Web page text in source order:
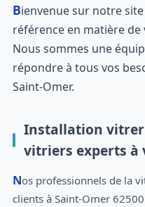
Bienvenue sur notre site vitrierducoin.fr, votre
référence en matière de
Nous sommes une
répondre à tous vos
Saint-Omer.
Installation
vitriers experts à
Nos professionnels de la vitrerie interviennent chez nos
clients à Saint-Omer